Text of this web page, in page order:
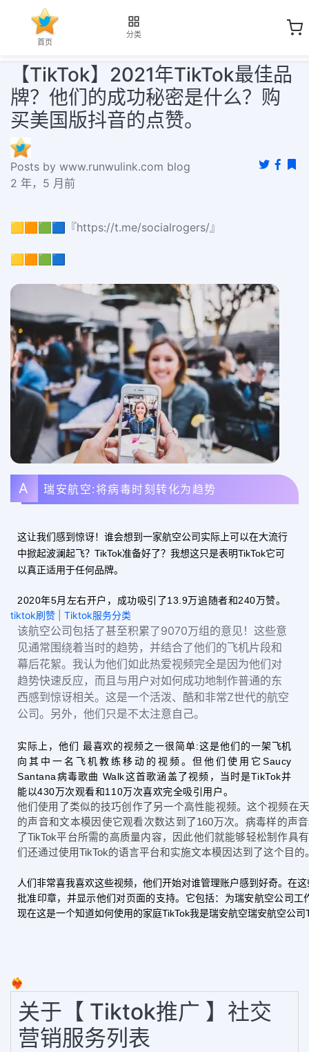
首页
分类
【TikTok】2021年TikTok最佳品
牌？他们的成功秘密是什么？购
买美国版抖音的点赞。
Posts by www.runwulink.com blog
2 年，5 月前
🟨🟧🟩🟦『https://t.me/socialrogers/』
🟨🟧🟩🟦
A 瑞安航空:将病毒时刻转化为趋势
这让我们感到惊讶！谁会想到一家航空公司实际上可以在大流行
中掀起波澜起飞？TikTok准备好了？我想这只是表明TikTok它可
以真正适用于任何品牌。
2020年5月左右开户，成功吸引了13.9万追随者和240万赞。
tiktok刷赞 Tiktok服务分类
该航空公司包括了甚至积累了9070万组的意见！这些意
见通常围绕着当时的趋势，并结合了他们的飞机片段和
幕后花絮。我认为他们如此热爱视频完全是因为他们对
趋势快速反应，而且与用户对如何成功地制作普通的东
西感到惊讶相关。这是一个活泼、酷和非常Z世代的航空
公司。另外，他们只是不太注意自己。
实际上，他们 最喜欢的视频之一很简单:这是他们的一架飞机
向其中一名飞机教练移动的视频。但他们使用它Saucy
Santana病毒歌曲 Walk这首歌涵盖了视频，当时是TikTok并
能以430万次观看和110万次喜欢完全吸引用户。
他们使用了类似的技巧创作了另一个高性能视频。这个视频在
的声音和文本模因使它观看次数达到了160万次。病毒样的声
了TikTok平台所需的高质量内容，因此他们就能够轻松制作具
们还通过使用TikTok的语言平台和实施文本模因达到了这个目的
人们非常喜我喜欢这些视频，他们开始对谁管理账户感到好奇。在
批准印章，并显示他们对页面的支持。它包括：为瑞安航空公司工
现在这是一个知道如何使用的家庭TikTok我是瑞安航空瑞安航空公司
❤️‍🔥
关于【 Tiktok推广 】社交
营销服务列表